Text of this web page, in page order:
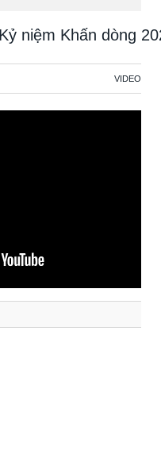
niệm Khấn dòng
VIDEO